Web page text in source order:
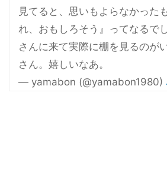
見てると、思いもよらなかった
れ、おもしろそう』ってなるで
さんに来て実際に棚を見るのが
さん。嬉しいなあ。
— yamabon (@yamabon1980)